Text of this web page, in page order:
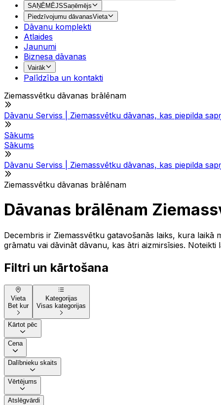
SAŅĒMĒJSSaņēmējs
Piedzīvojumu dāvanasVieta
Dāvanu komplekti
Atlaides
Jaunumi
Biznesa dāvanas
Vairāk
Palīdzība un kontakti
Ziemassvētku dāvanas brālēnam
Dāvanu Serviss | Ziemassvētku dāvanas, kas piepilda
Sākums
Sākums
Dāvanu Serviss | Ziemassvētku dāvanas, kas piepilda
Ziemassvētku dāvanas brālēnam
Dāvanas brālēnam
Decembris ir Ziemassvētku gatavošanās laiks, kura
grāmatu vai dāvināt dāvanu, kas ātri aizmirsīsies.
Filtri un kārtošana
Vieta
Bet kur
Kategorijas
Visas kategorijas
Kārtot pēc
Cena
Dalībnieku skaits
Vērtējums
Atslēgvārdi